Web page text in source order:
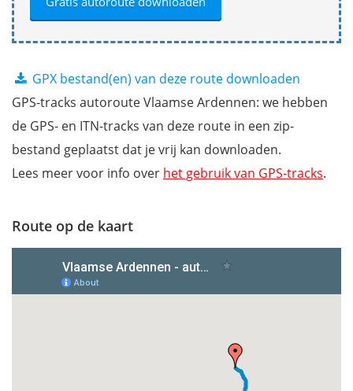
GPX bestand(en) van deze route downloaden
GPS-tracks autoroute Vlaamse Ardennen: we hebben
de GPS- en ITN-tracks van deze route in een zip-
bestand geplaatst dat je vrij kan downloaden.
Lees meer voor info over het gebruik van GPS-tracks.
Route op de kaart